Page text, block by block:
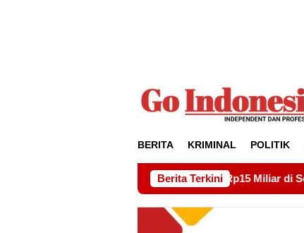
BERITA KRIMINAL POLITIK
Berita Terkini
Drainase Rp15 Miliar di Sei Beduk, Ini Permintaan AMSBP